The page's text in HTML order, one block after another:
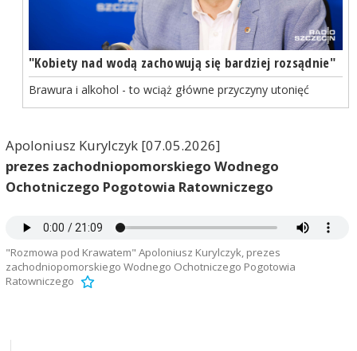
"Kobiety nad wodą zachowują się bardziej rozsądnie"
Brawura i alkohol - to wciąż główne przyczyny utonięć
Apoloniusz Kurylczyk [07.05.2026]
prezes zachodniopomorskiego Wodnego
Ochotniczego Pogotowia Ratowniczego
"Rozmowa pod Krawatem" Apoloniusz Kurylczyk, prezes
zachodniopomorskiego Wodnego Ochotniczego Pogotowia
Ratowniczego